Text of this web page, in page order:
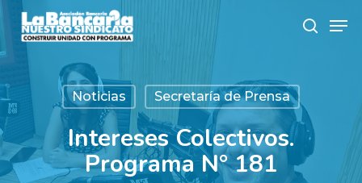
main
content
search
Noticias Secretaría de Prensa
Intereses Colectivos.
Programa N° 181